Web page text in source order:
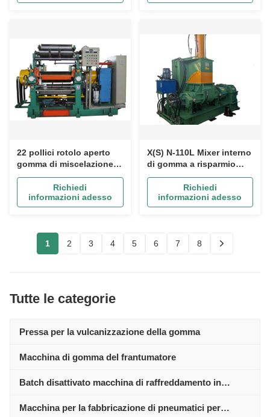
miscelazione ISO
mm
22 pollici rotolo aperto
gomma di miscelazione
mulino con regolazione
idraulica e miscelatore di
scorta
Richiedi
informazioni adesso
X(S) N-110L Mixer interno
di gomma a risparmio
energetico: risparmia
lavoro, basso tasso di
guasto, funzionamento
ininterrotto.
Richiedi
informazioni adesso
1 2 3 4 5 6 7 8
Tutte le categorie
Pressa per la vulcanizzazione della gomma
Macchina di gomma del frantumatore
Batch disattivato macchina di raffreddamento in
Macchina per la fabbricazione di pneumatici per